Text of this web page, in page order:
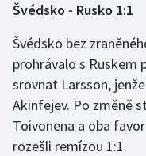
Stolní tenis
Triatlon
Veslování
Vodní slalom
Švédsko - Rusko 1:1
Švédsko bez
prohrávalo s Ruskem
srovnat Larsson,
Akinfejev. Po změně
Toivonena a oba
rozešli remízou 1:1.